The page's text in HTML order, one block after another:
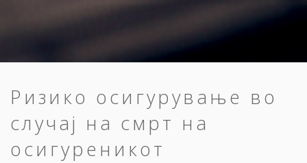
Ризико осигурување во
случај на смрт на
осигуреникот